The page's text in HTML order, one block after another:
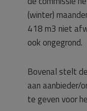
(winter)
418 m3 niet
ook ongegrond.
Bovenal stelt
aan aanbieder/
te geven voor